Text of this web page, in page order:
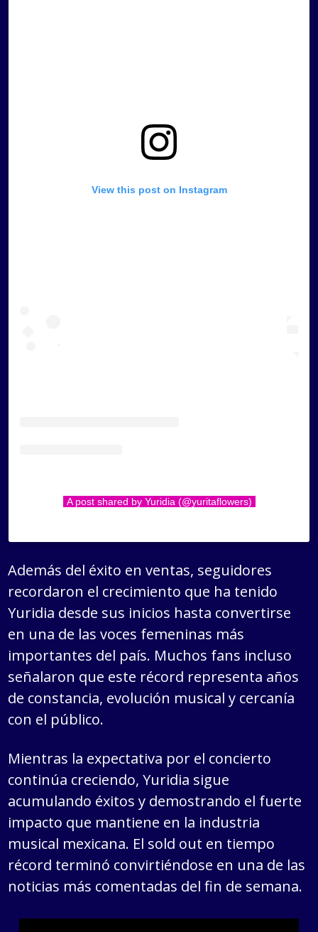
View this post on Instagram
A post shared by Yuridia (@yuritaflowers)
Además del éxito en ventas, seguidores
recordaron el crecimiento que ha tenido
Yuridia desde sus inicios hasta convertirse
en una de las voces femeninas más
importantes del país. Muchos fans incluso
señalaron que este récord representa años
de constancia, evolución musical y cercanía
con el público.
Mientras la expectativa por el concierto
continúa creciendo, Yuridia sigue
acumulando éxitos y demostrando el fuerte
impacto que mantiene en la industria
musical mexicana. El sold out en tiempo
récord terminó convirtiéndose en una de las
noticias más comentadas del fin de semana.